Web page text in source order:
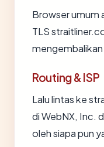
Browser umum
TLS
mengembalikan
Routing & ISP
Lalu lintas ke
di WebNX, Inc.
oleh siapa pun